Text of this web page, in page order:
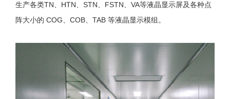
生产各类TN、HTN、STN、FSTN、VA等液晶显示屏及各种点
阵大小的 COG、COB、TAB 等液晶显示模组。